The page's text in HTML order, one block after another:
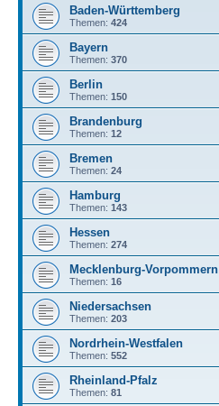
Baden-Württemberg
Themen: 424
Bayern
Themen: 370
Berlin
Themen: 150
Brandenburg
Themen: 12
Bremen
Themen: 24
Hamburg
Themen: 143
Hessen
Themen: 274
Mecklenburg-Vorpommern
Themen: 16
Niedersachsen
Themen: 203
Nordrhein-Westfalen
Themen: 552
Rheinland-Pfalz
Themen: 81